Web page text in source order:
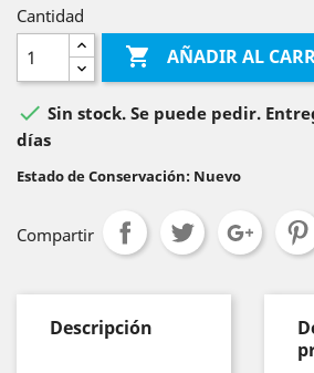
Cantidad
 AÑADIR AL
 Sin stock. Se puede pedir.
días
Estado de Conservación: Nuevo
Compartir
Descripción